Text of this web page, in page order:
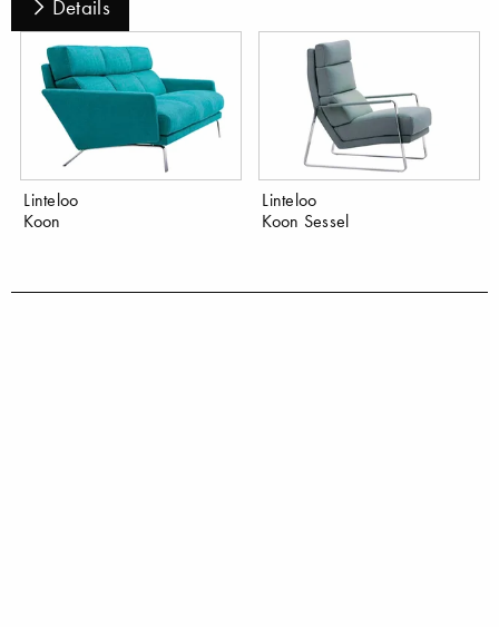
Details
Linteloo
Koon
Linteloo
Koon Sessel